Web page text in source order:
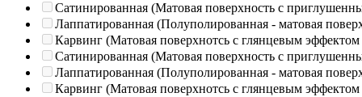
Сатинированная (Матовая поверхность с
Лаппатированная (Полуполированная - матовая
Карвинг (Матовая поверхнотсь с глянцевым эффектом
Сатинированная (Матовая поверхность с
Лаппатированная (Полуполированная - матовая
Карвинг (Матовая поверхнотсь с глянцевым эффектом